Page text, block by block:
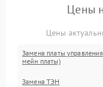
Цены
Цены
Замена платы
мейн платы)
Замена ТЭН